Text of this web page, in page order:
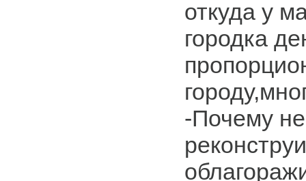
откуда у
городка
-Почему